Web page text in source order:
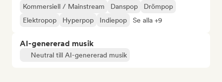
Kommersiell / Mainstream Danspop
Drömpop
Elektropop
Hyperpop Indiepop Se alla +9
AI-genererad musik
Neutral till AI-genererad musik